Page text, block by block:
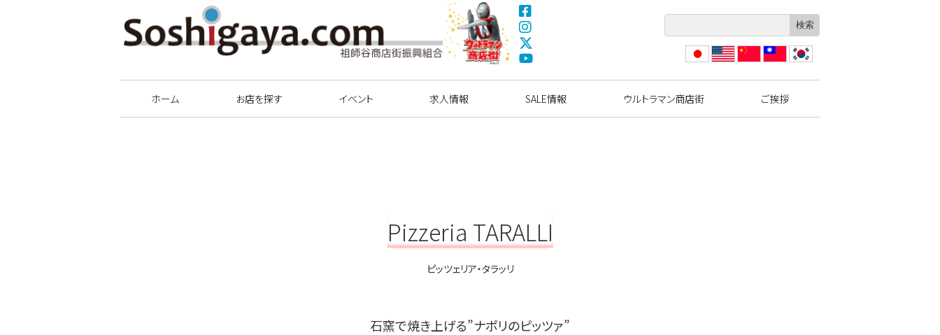
Fa
ce
bo
ok
Ins
tag
m
X(
itte
r)
ub
e
語
sh
中文 中文
ホーム お店を探す イベント 求人情報 SALE情報 ウルトラマン商店街 ご挨拶
Pizzeria TARALLI
ピッツェリア・タラッリ
石窯で焼き上げる”ナポリのピッツァ”